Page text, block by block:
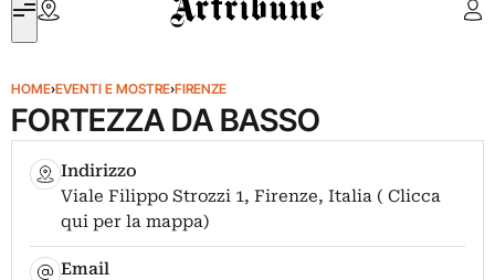
HOME›EVENTI E MOSTRE›FIRENZE
FORTEZZA DA BASSO
Indirizzo
Viale Filippo Strozzi 1, Firenze, Italia ( Clicca
qui per la mappa)
Email